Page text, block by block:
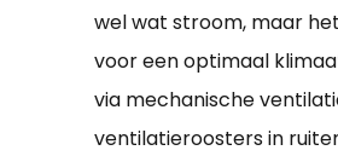
wel wat stroom, maar
voor een optimaal
via mechanische
ventilatieroosters in